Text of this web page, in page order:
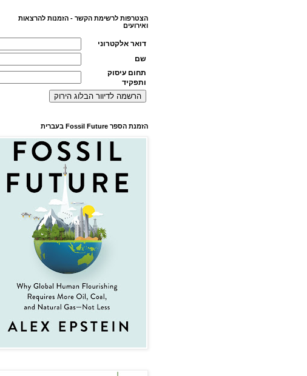
הצטרפות לרשימת הקשר - הזמנות להרצאות
ואירועים
דואר אלקטרוני
שם
תחום עיסוק
ותפקיד
הזמנת הספר Fossil Future בעברית